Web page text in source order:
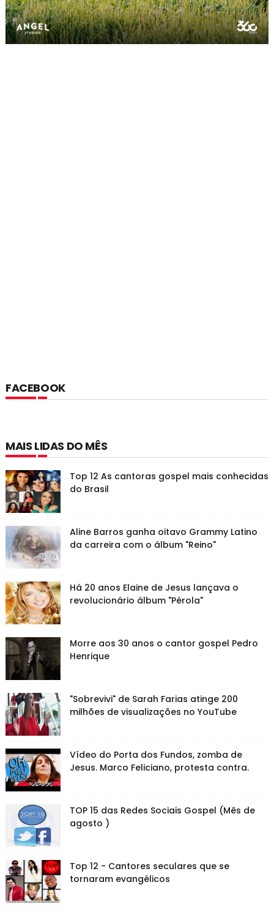
FACEBOOK
MAIS LIDAS DO MÊS
Top 12 As cantoras gospel mais conhecidas
do Brasil
Aline Barros ganha oitavo Grammy Latino
da carreira com o álbum "Reino"
Há 20 anos Elaine de Jesus lançava o
revolucionário álbum "Pérola"
Morre aos 30 anos o cantor gospel Pedro
Henrique
"Sobrevivi" de Sarah Farias atinge 200
milhões de visualizações no YouTube
Vídeo do Porta dos Fundos, zomba de
Jesus. Marco Feliciano, protesta contra.
TOP 15 das Redes Sociais Gospel (Mês de
agosto )
Top 12 - Cantores seculares que se
tornaram evangélicos